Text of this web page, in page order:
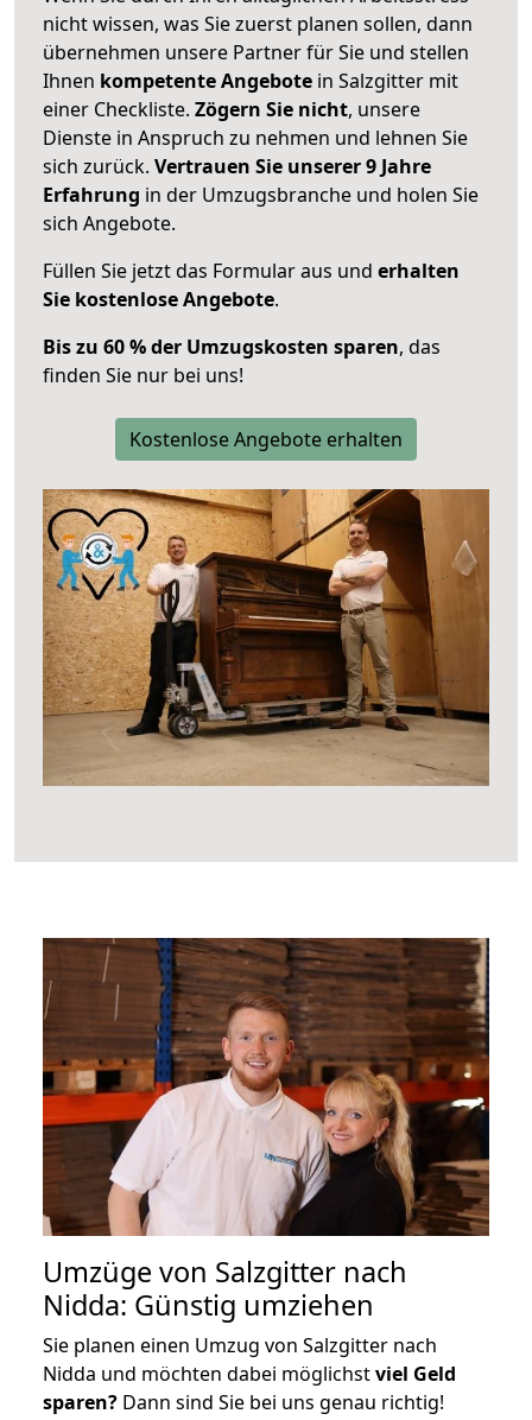
nicht wissen, was Sie zuerst planen sollen, dann
übernehmen unsere Partner für Sie und stellen
Ihnen kompetente Angebote in Salzgitter mit
einer Checkliste. Zögern Sie nicht, unsere
Dienste in Anspruch zu nehmen und lehnen Sie
sich zurück. Vertrauen Sie unserer 9 Jahre
Erfahrung in der Umzugsbranche und holen Sie
sich Angebote.
Füllen Sie jetzt das Formular aus und erhalten
Sie kostenlose Angebote.
Bis zu 60 % der Umzugskosten sparen, das
finden Sie nur bei uns!
Kostenlose Angebote erhalten
Umzüge von Salzgitter nach
Nidda: Günstig umziehen
Sie planen einen Umzug von Salzgitter nach
Nidda und möchten dabei möglichstviel Geld
sparen? Dann sind Sie bei uns genau richtig!